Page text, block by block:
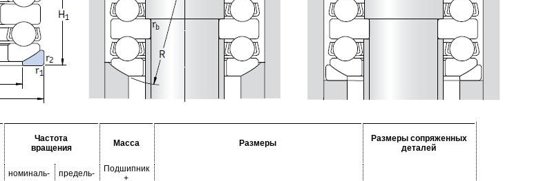
Частота
вращения
Масса Размеры
Размеры сопряженных
деталей
номиналь-
предель-
Подшипник
+